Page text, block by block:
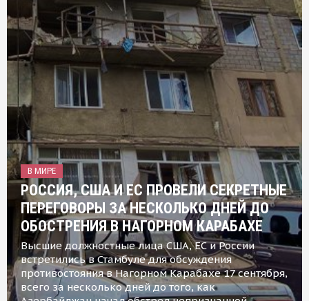
В МИРЕ
РОССИЯ, США И ЕС ПРОВЕЛИ СЕКРЕТНЫЕ
ПЕРЕГОВОРЫ ЗА НЕСКОЛЬКО ДНЕЙ ДО
ОБОСТРЕНИЯ В НАГОРНОМ КАРАБАХЕ
Высшие должностные лица США, ЕС и России
встретились в Стамбуле для обсуждения
противостояния в Нагорном Карабахе 17 сентября,
всего за несколько дней до того, как